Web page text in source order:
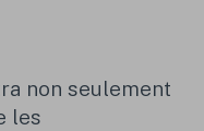
non seulement
les